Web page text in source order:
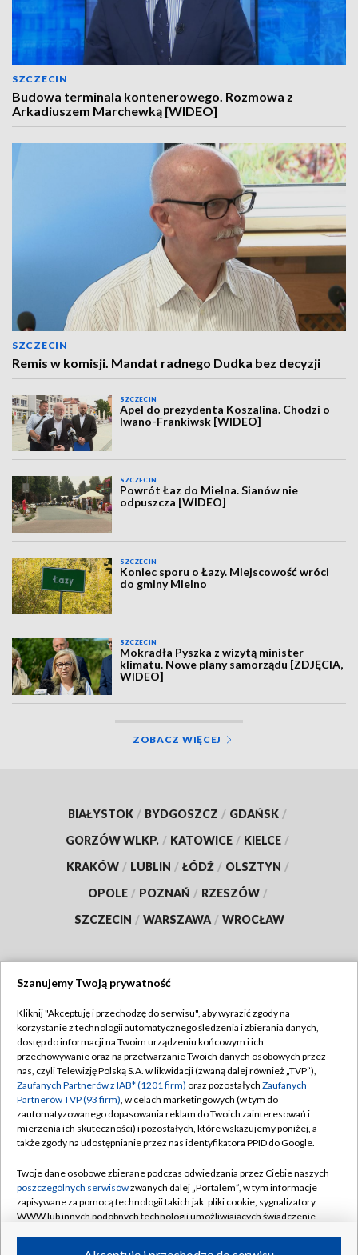
SZCZECIN
Budowa terminala kontenerowego. Rozmowa z
Arkadiuszem Marchewką [WIDEO]
SZCZECIN
Remis w komisji. Mandat radnego Dudka bez decyzji
SZCZECIN
Apel do prezydenta Koszalina. Chodzi o
Iwano-Frankiwsk [WIDEO]
SZCZECIN
Powrót Łaz do Mielna. Sianów nie
odpuszcza [WIDEO]
SZCZECIN
Koniec sporu o Łazy. Miejscowość wróci
do gminy Mielno
SZCZECIN
Mokradła Pyszka z wizytą minister
klimatu. Nowe plany samorządu [ZDJĘCIA,
WIDEO]
ZOBACZ WIĘCEJ
BIAŁYSTOK / BYDGOSZCZ / GDAŃSK /
GORZÓW WLKP. / KATOWICE / KIELCE /
KRAKÓW / LUBLIN / ŁÓDŹ / OLSZTYN /
OPOLE / POZNAŃ / RZESZÓW /
SZCZECIN / WARSZAWA / WROCŁAW
TVP
Abonament TVP
Emisja w TVP
Centrum informacji TVP
Naziemna Telewizja Cyfrowa
Rada Programowa
System NOS
Informacje o nadawcy
Regulamin TVP
Polityka prywatności
Moje zgody
Pomoc
Kontakt
Kanały
Szanujemy Twoją prywatność
Kliknij "Akceptuję i przechodzę do serwisu", aby wyrazić zgody na
korzystanie z technologii automatycznego śledzenia i zbierania danych,
dostęp do informacji na Twoim urządzeniu końcowym i ich
przechowywanie oraz na przetwarzanie Twoich danych osobowych przez
nas, czyli Telewizję Polską S.A. w likwidacji (zwaną dalej również „TVP”),
Zaufanych Partnerów z IAB* (1201 firm) oraz pozostałych Zaufanych
Partnerów TVP (93 firm), w celach marketingowych (w tym do
zautomatyzowanego dopasowania reklam do Twoich zainteresowań i
mierzenia ich skuteczności) i pozostałych, które wskazujemy poniżej, a
także zgody na udostępnianie przez nas identyfikatora PPID do Google.
Twoje dane osobowe zbierane podczas odwiedzania przez Ciebie naszych
poszczególnych serwisówzwanych dalej „Portalem”, w tym informacje
zapisywane za pomocą technologii takich jak: pliki cookie, sygnalizatory
WWW lub innych podobnych technologii umożliwiających świadczenie